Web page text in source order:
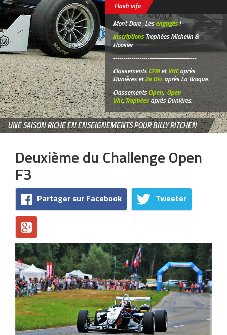
Flash info
Mont-Dore : Lesengagés!
InscriptionsTrophées Michelin &
Hoosier
-----------------------------------------
ClassementsCFMetVHCaprès
Dunières et2e Div.après La Broque.
ClassementsOpen, Open
Vhc,Trophéesaprès Dunières.
UNE SAISON RICHE EN ENSEIGNEMENTS POUR BILLY RITCHEN
Deuxième du Challenge Open
F3
Partager sur Facebook Tweeter